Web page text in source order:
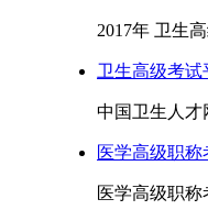
2017年 卫生
卫生高级考试
中国卫生人才
医学高级职
医学高级职